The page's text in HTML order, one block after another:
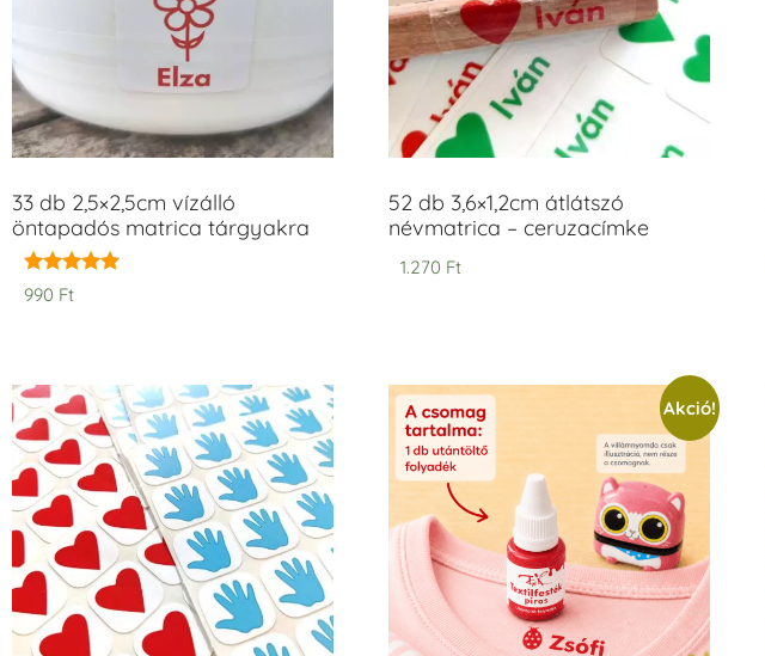
33 db 2,5×2,5cm vízálló
öntapadós matrica tárgyakra
Értékelés:
5.00
990 Ft
52 db 3,6×1,2cm átlátszó
névmatrica – ceruzacímke
1.270 Ft
Akció!